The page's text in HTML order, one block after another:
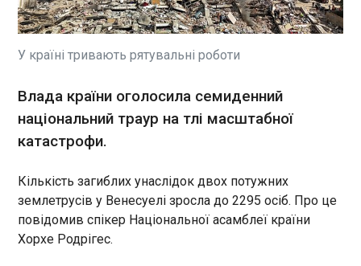
придбання півзахисника мадридського Реала та
збірної Франції Едуардо Камавінги, повідомляє
Marca. Згідно з даними видання, Реал сам
варіант придбання гравця, який коштуватиме
приблизно 55 млн євро. Як зазначається, згоду
на перехід Камавінги дав Жозе Моурінью, який
останнім часом не задоволений виступами
Камавінга зіграв 43 матчі, в яких забив два голи
та віддав один асист.
ЧИТАТЬ
Польща екстрадувала українця, який
08:06:30
Польща екстрадувала громадянина України,
котрий із 2017 року переховувався від слідства
за підозрою у незаконному обігу наркотичних
засобів та психотропних речовин. Про це
У країні тривають рятувальні роботи
Влада країни оголосила семиденний
національний траур на тлі масштабної
катастрофи.
Кількість загиблих унаслідок двох потужних
землетрусів у Венесуелі зросла до 2295 осіб. Про це
повідомив спікер Національної асамблеї країни
Хорхе Родрігес.